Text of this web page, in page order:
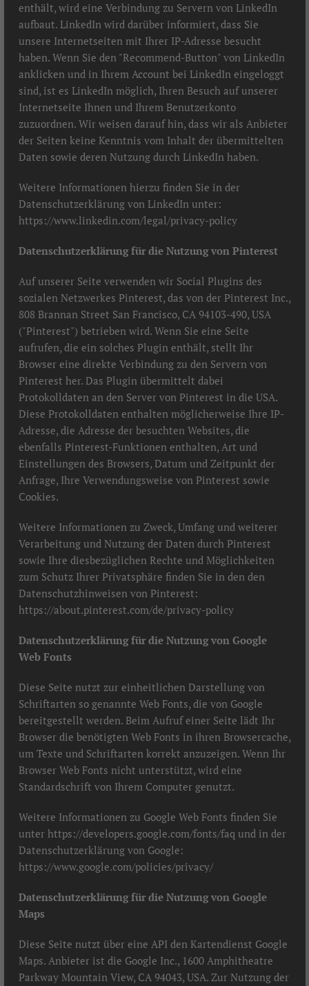
enthält, wird eine Verbindung zu Servern von LinkedIn
aufbaut. LinkedIn wird darüber informiert, dass Sie
unsere Internetseiten mit Ihrer IP-Adresse besucht
haben. Wenn Sie den "Recommend-Button" von LinkedIn
anklicken und in Ihrem Account bei LinkedIn eingeloggt
sind, ist es LinkedIn möglich, Ihren Besuch auf unserer
Internetseite Ihnen und Ihrem Benutzerkonto
zuzuordnen. Wir weisen darauf hin, dass wir als Anbieter
der Seiten keine Kenntnis vom Inhalt der übermittelten
Daten sowie deren Nutzung durch LinkedIn haben.
Weitere Informationen hierzu finden Sie in der
Datenschutzerklärung von LinkedIn unter:
https://www.linkedin.com/legal/privacy-policy
Datenschutzerklärung für die Nutzung von Pinterest
Auf unserer Seite verwenden wir Social Plugins des
sozialen Netzwerkes Pinterest, das von der Pinterest Inc.,
808 Brannan Street San Francisco, CA 94103-490, USA
("Pinterest") betrieben wird. Wenn Sie eine Seite
aufrufen, die ein solches Plugin enthält, stellt Ihr
Browser eine direkte Verbindung zu den Servern von
Pinterest her. Das Plugin übermittelt dabei
Protokolldaten an den Server von Pinterest in die USA.
Diese Protokolldaten enthalten möglicherweise Ihre IP-
Adresse, die Adresse der besuchten Websites, die
ebenfalls Pinterest-Funktionen enthalten, Art und
Einstellungen des Browsers, Datum und Zeitpunkt der
Anfrage, Ihre Verwendungsweise von Pinterest sowie
Cookies.
Weitere Informationen zu Zweck, Umfang und weiterer
Verarbeitung und Nutzung der Daten durch Pinterest
sowie Ihre diesbezüglichen Rechte und Möglichkeiten
zum Schutz Ihrer Privatsphäre finden Sie in den den
Datenschutzhinweisen von Pinterest:
https://about.pinterest.com/de/privacy-policy
Datenschutzerklärung für die Nutzung von Google
Web Fonts
Diese Seite nutzt zur einheitlichen Darstellung von
Schriftarten so genannte Web Fonts, die von Google
bereitgestellt werden. Beim Aufruf einer Seite lädt Ihr
Browser die benötigten Web Fonts in ihren Browsercache,
um Texte und Schriftarten korrekt anzuzeigen. Wenn Ihr
Browser Web Fonts nicht unterstützt, wird eine
Standardschrift von Ihrem Computer genutzt.
Weitere Informationen zu Google Web Fonts finden Sie
unter https://developers.google.com/fonts/faq und in der
Datenschutzerklärung von Google:
https://www.google.com/policies/privacy/
Datenschutzerklärung für die Nutzung von Google
Maps
Diese Seite nutzt über eine API den Kartendienst Google
Maps. Anbieter ist die Google Inc., 1600 Amphitheatre
Parkway Mountain View, CA 94043, USA. Zur Nutzung der